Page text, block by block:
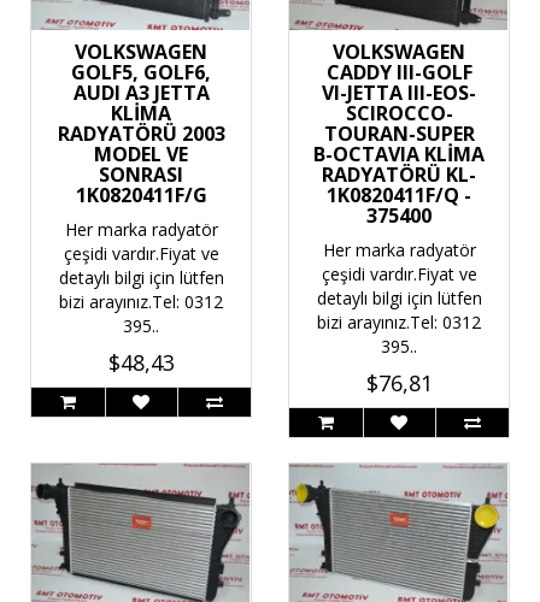
VOLKSWAGEN
GOLF5, GOLF6,
AUDI A3 JETTA
KLİMA
RADYATÖRÜ 2003
MODEL VE
SONRASI
1K0820411F/G
Her marka radyatör
çeşidi vardır.Fiyat ve
detaylı bilgi için lütfen
bizi arayınız.Tel: 0312
395..
$48,43
VOLKSWAGEN
CADDY III-GOLF
VI-JETTA III-EOS-
SCIROCCO-
TOURAN-SUPER
B-OCTAVIA KLİMA
RADYATÖRÜ KL-
1K0820411F/Q -
375400
Her marka radyatör
çeşidi vardır.Fiyat ve
detaylı bilgi için lütfen
bizi arayınız.Tel: 0312
395..
$76,81